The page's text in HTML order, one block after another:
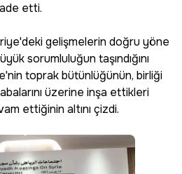
etti.
gelişmelerin doğru yöne
sorumluluğun taşındığını
toprak bütünlüğünün, birliği
üzerine inşa ettikleri
ettiğinin altını çizdi.